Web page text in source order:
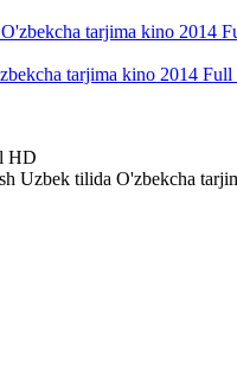
tarjima kino 2014
HD
Uzbek tilida O'zbekcha